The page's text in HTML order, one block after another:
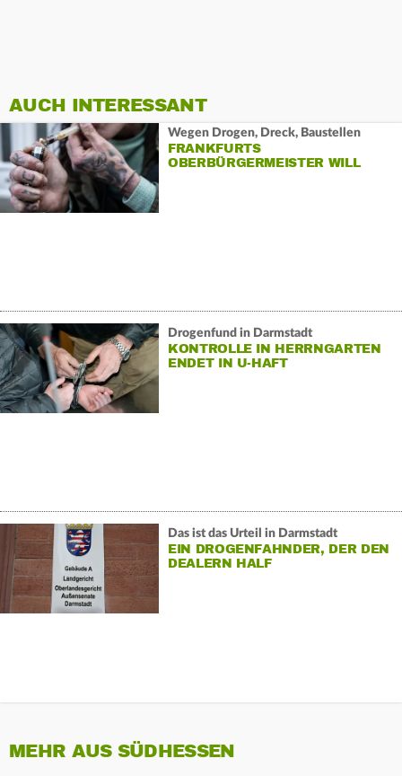
AUCH INTERESSANT
Wegen Drogen, Dreck, Baustellen
FRANKFURTS
OBERBÜRGERMEISTER WILL
Drogenfund in Darmstadt
KONTROLLE IN HERRNGARTEN
ENDET IN U-HAFT
Das ist das Urteil in Darmstadt
EIN DROGENFAHNDER, DER DEN
DEALERN HALF
MEHR AUS SÜDHESSEN